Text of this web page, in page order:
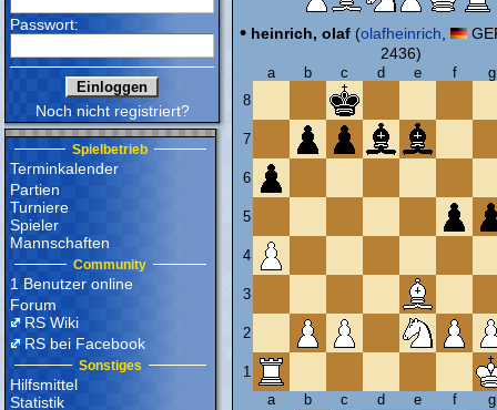
Passwort:
Noch nicht registriert?
Spielbetrieb
Terminkalender
Partien
Turniere
Spieler
Mannschaften
Community
1 Benutzer online
Forum
RS Wiki
RS bei Facebook
Sonstiges
Hilfsmittel
Statistik
• heinrich, olaf(olafheinrich
2436)
a b c d e f
g
8
7
6
5
4
3
2
1
a
b c d e f g